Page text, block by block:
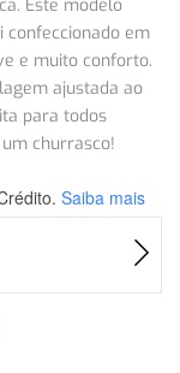
Este modelo
confeccionado em
e muito conforto.
ajustada ao
para todos
churrasco!
Saiba mais